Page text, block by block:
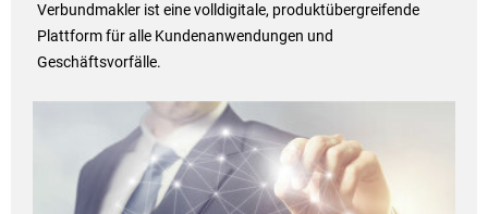
Verbundmakler ist eine volldigitale, produktübergreifende
Plattform für alle Kundenanwendungen und
Geschäftsvorfälle.